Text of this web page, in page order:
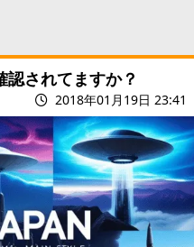
されてますか？
2018年01月19日 23:41